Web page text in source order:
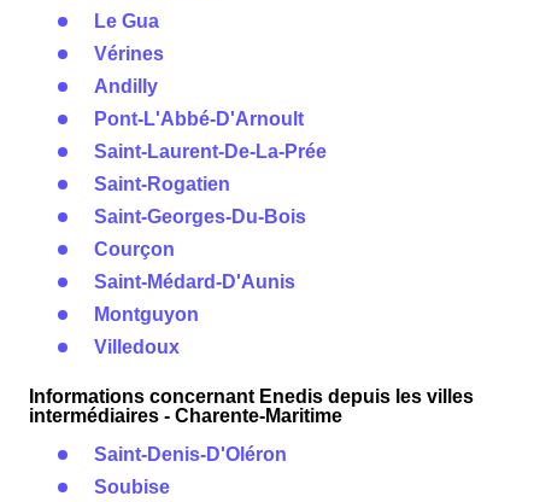
Le Gua
Vérines
Andilly
Pont-L'Abbé-D'Arnoult
Saint-Laurent-De-La-Prée
Saint-Rogatien
Saint-Georges-Du-Bois
Courçon
Saint-Médard-D'Aunis
Montguyon
Villedoux
Informations concernant Enedis depuis les villes
intermédiaires - Charente-Maritime
Saint-Denis-D'Oléron
Soubise